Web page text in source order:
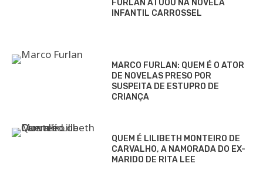
FURLAN ATUOU NA NOVELA
INFANTIL CARROSSEL
MARCO FURLAN: QUEM É O ATOR
DE NOVELAS PRESO POR
SUSPEITA DE ESTUPRO DE
CRIANÇA
QUEM É LILIBETH MONTEIRO DE
CARVALHO, A NAMORADA DO EX-
MARIDO DE RITA LEE